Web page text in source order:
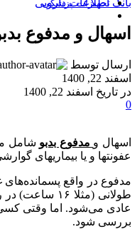
تجهیزات پزشکی
بانک اطلاعات دارویی
اسهال و مدفوع
ارسال توسط
اسفند 22, 1400
در تاریخ اسفند 22, 1400
0
اسهال و مدفوع بدبو شامل
عفونتها و یا بیماریهای
مدفوع در واقع
طولانی
عادی می‌شود. اما وقتی کسی
بررسی شود.